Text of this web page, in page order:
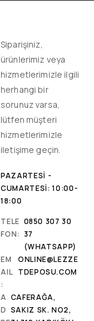
Siparişiniz,
ürünlerimiz veya
hizmetlerimizle ilgili
herhangi bir
sorunuz varsa,
lütfen müşteri
hizmetlerimizle
iletişime geçin.
PAZARTESI -
CUMARTESI: 10:00-
18:00
TELE
FON:
0850 307 30
37
(WHATSAPP)
EM
AIL
:
ONLINE@LEZZE
TDEPOSU.COM
A
D
CAFERAĞA,
SAKIZ SK. NO2,